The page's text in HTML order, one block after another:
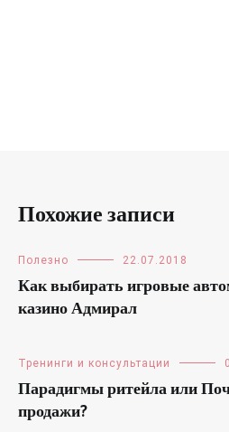
Похожие записи
Полезно 22.07.2018
Как выбирать игровые
казино Адмирал
Тренинги и консультации
Парадигмы ритейла или
продажи?